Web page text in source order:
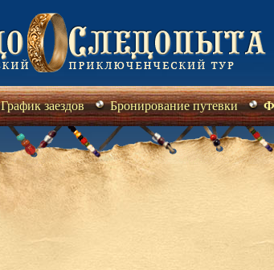
График заездов Бронирование путевки